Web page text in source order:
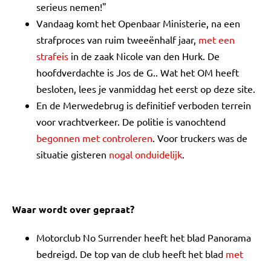
serieus nemen!"
Vandaag komt het Openbaar Ministerie, na een
strafproces van ruim tweeënhalf jaar, met een
strafeis in de zaak Nicole van den Hurk. De
hoofdverdachte is Jos de G.. Wat het OM heeft
besloten, lees je vanmiddag het eerst op deze site.
En de Merwedebrug is definitief verboden terrein
voor vrachtverkeer. De politie is vanochtend
begonnen met controleren. Voor truckers was de
situatie gisteren nogal onduidelijk.
Waar wordt over gepraat?
Motorclub No Surrender heeft het blad Panorama
bedreigd. De top van de club heeft het blad met